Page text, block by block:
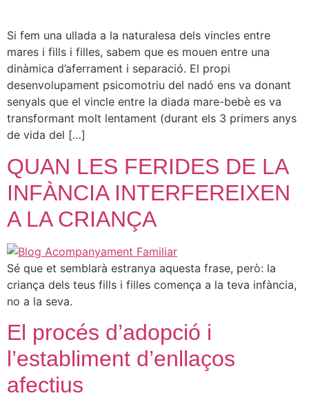
Si fem una ullada a la naturalesa dels vincles entre
mares i fills i filles, sabem que es mouen entre una
dinàmica d’aferrament i separació. El propi
desenvolupament psicomotriu del nadó ens va donant
senyals que el vincle entre la diada mare-bebè es va
transformant molt lentament (durant els 3 primers anys
de vida del […]
QUAN LES FERIDES DE LA
INFÀNCIA INTERFEREIXEN
A LA CRIANÇA
Sé que et semblarà estranya aquesta frase, però: la
criança dels teus fills i filles comença a la teva infància,
no a la seva.
El procés d’adopció i
l’establiment d’enllaços
afectius